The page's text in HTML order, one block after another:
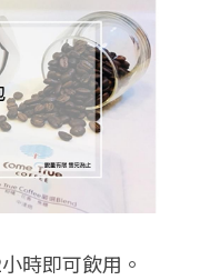
時即可飲用。